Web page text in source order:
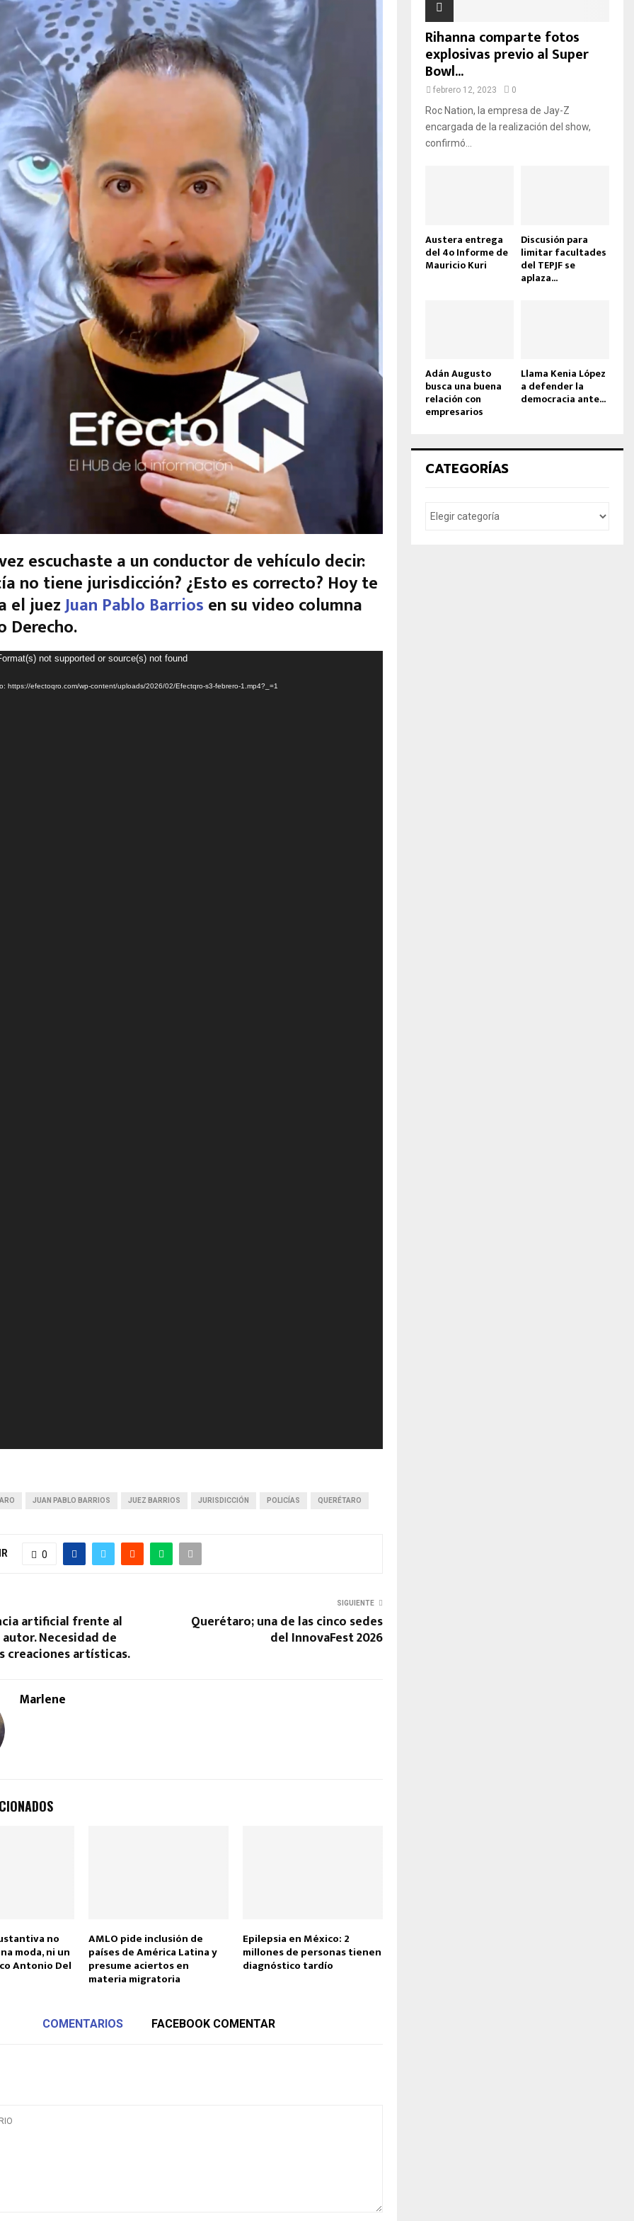
escuchaste a un conductor de vehículo decir:
no tiene jurisdicción? ¿Esto es correcto? Hoy te
el juezJuan Pablo Barrios en su video columna
Derecho.
not supported or source(s) not found
https://efectoqro.com/wp-content/uploads/2026/02/Efectqro-s3-febrero-1.mp4?_=1
JUAN PABLO BARRIOS JUEZ BARRIOS JURISDICCIÓN POLICÍAS QUERÉTARO
0
artificial frente al
Necesidad de
creaciones artísticas.
SIGUIENTE
Querétaro; una de las cinco sedes
del InnovaFest 2026
Marlene
no
moda, ni un
Antonio Del
AMLO pide inclusión de
países de América Latina y
presume aciertos en
materia migratoria
Epilepsia en México: 2
millones de personas tienen
diagnóstico tardío
COMENTARIOS FACEBOOK COMENTAR
Rihanna comparte fotos
explosivas previo al Super
Bowl...
febrero 12, 2023 0
Roc Nation, la empresa de Jay-Z
encargada de la realización del show,
confirmó...
Austera entrega
del 4o Informe de
Mauricio Kuri
Discusión para
limitar facultades
del TEPJF se
aplaza...
Adán Augusto
busca una buena
relación con
empresarios
Llama Kenia López
a defender la
democracia ante...
CATEGORÍAS